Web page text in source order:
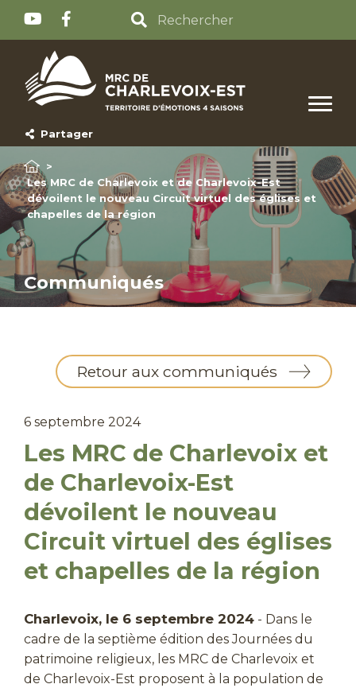
Partager
>
Les MRC de Charlevoix et de Charlevoix-Est
dévoilent le nouveau Circuit virtuel des églises et
chapelles de la région
Communiqués
Retour aux communiqués
6 septembre 2024
Les MRC de Charlevoix et
de Charlevoix-Est
dévoilent le nouveau
Circuit virtuel des églises
et chapelles de la région
Charlevoix, le 6 septembre 2024 - Dans le
cadre de la septième édition des Journées du
patrimoine religieux, les MRC de Charlevoix et
de Charlevoix-Est proposent à la population de